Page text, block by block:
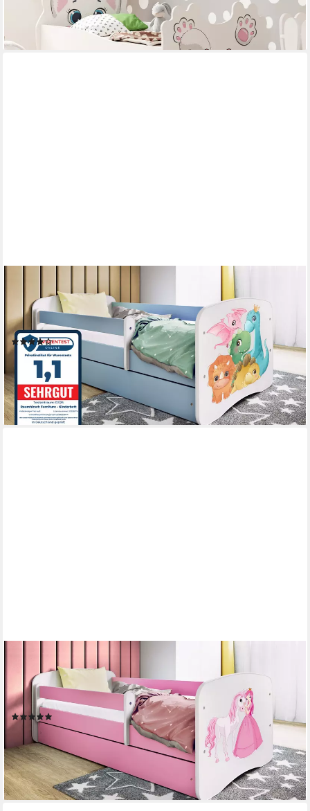
UVP 299,00 €
lieferbar - in 6-7 Werktagen bei dir
Kinderbett 70x140, 80x160, 80x180 cm - Komplettset mit
Schublade (Bett für Mädchen, Einzelbett Kinder 2–12, mit
Rausfallschutz & Lattenrost), verschiedene Farben & Designs
(5)
ab 221,90 € UVP
lieferbar - in 5-6 Werktagen bei dir
Kinderbett 70x140, 80x160, 80x180 cm - Komplettset mit
Schublade (Bett für Mädchen, Einzelbett Kinder 2–12, mit
Rausfallschutz & Lattenrost), verschiedene Farben & Designs
ab 221,90 € UVP
-26%
lieferbar - in 5-6 Werktagen bei dir